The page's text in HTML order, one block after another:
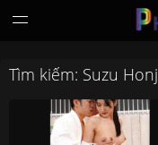
Tìm kiếm: Suzu